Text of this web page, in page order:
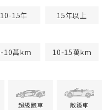
10-15年
15年以上
10萬km
10-15萬km
超級跑車 敞篷車